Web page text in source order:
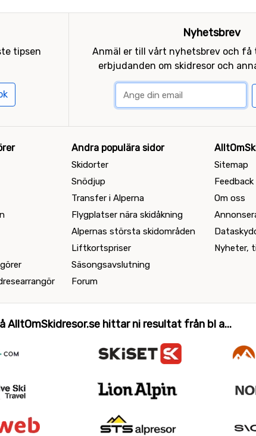
tipsen
Nyhetsbrev
Anmäl er till vårt nyhetsbrev och få
erbjudanden om skidresor och
Andra populära sidor
Skidorter
Snödjup
Transfer i Alperna
Flygplatser nära skidåkning
Alpernas största skidområden
Liftkortspriser
Säsongsavslutning
Forum
Sitemap
Feedback
Om oss
Nyheter,
AlltOmSkidresor.se hittar ni resultat från bl a...